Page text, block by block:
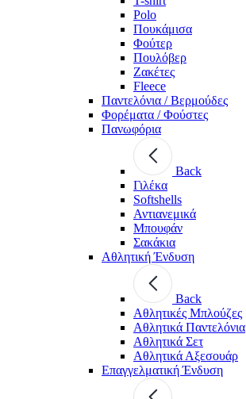
Polo
Πουκάμισα
Φούτερ
Πουλόβερ
Ζακέτες
Fleece
Παντελόνια / Βερμούδες
Φορέματα / Φούστες
Πανωφόρια
Back
Γιλέκα
Softshells
Αντιανεμικά
Μπουφάν
Σακάκια
Αθλητική Ένδυση
Back
Aθλητικές Μπλούζες
Αθλητικά Παντελόνια
Αθλητικά Σετ
Αθλητικά Αξεσουάρ
Επαγγελματική Ένδυση